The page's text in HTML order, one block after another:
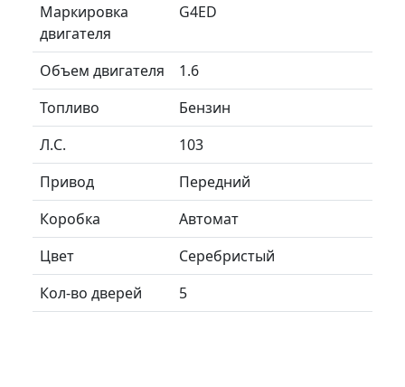
Маркировка
двигателя
G4ED
Объем двигателя
1.6
Топливо
Бензин
Л.C.
103
Привод
Передний
Коробка
Автомат
Цвет
Серебристый
Кол-во дверей
5